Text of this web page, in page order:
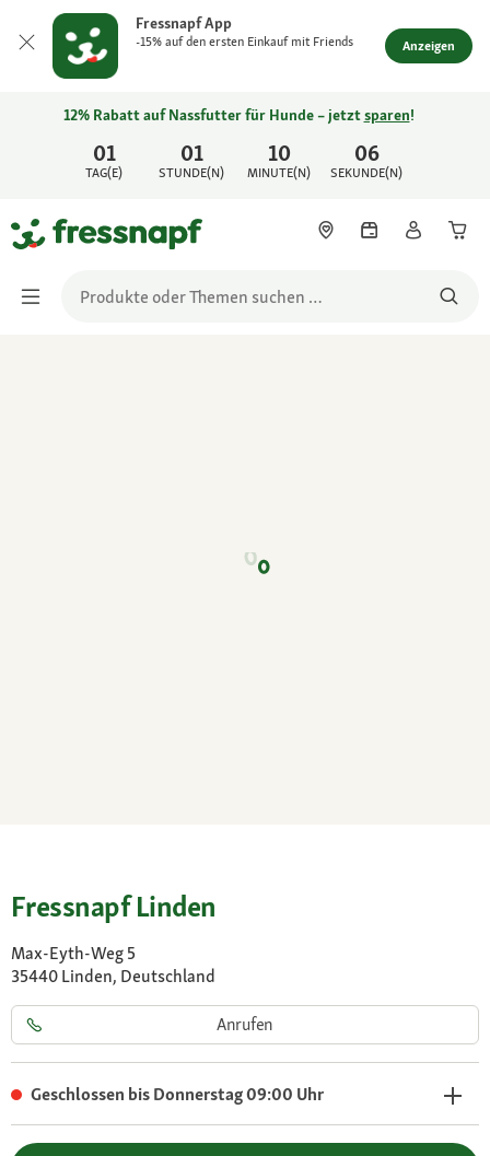
Fressnapf App
-15% auf den ersten Einkauf mit Friends Anzeigen
01
TAG(E)
01
STUNDE(N)
10
MINUTE(N)
06
SEKUNDE(N)
12% Rabatt auf Nassfutter für Hunde – jetztsparen!
Fressnapf Linden
Max-Eyth-Weg 5
35440 Linden, Deutschland
Anrufen
Geschlossen bis Donnerstag 09:00 Uhr